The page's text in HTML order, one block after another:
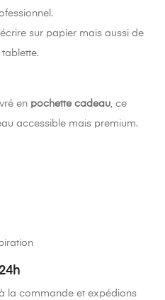
sur papier mais aussi de
en pochette cadeau, ce
accessible mais premium.
la commande et expédions